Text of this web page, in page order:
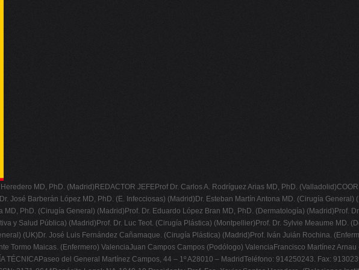
MD, PhD. (Madrid)REDACTOR JEFEProf Dr. Carlos A. Rodríguez Arias MD, PhD.
José Barberán López MD, PhD. (E. Infecciosas) (Madrid)Dr. Esteban Martín Antona MD. (Cirugía
MD, PhD. (Cirugía General) (Madrid)Prof. Dr. Eduardo López Bran MD, PhD. (Dermatología) (Madrid)Prof.
y Salud Pública) (Madrid)Prof. Dr. Luc Teot. (Cirugía Plástica) (Montpellier)Prof. Dr. Sylvie Meaume MD.
(UK)Dr. José Luis Fernández Cañamaque. (Cirugía Plástica) (Madrid)Prof. Iván Juián Rochina.
Tormo Maicas. (Enfermero) ValenciaJuan Campos Campos (Podólogo) ValenciaFrancisco Martínez
TÉCNICAPaseo del General Martínez Campos, 44 – 1º A28010 – MadridTeléfono: 914250243. Fax: